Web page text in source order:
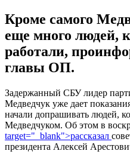
Кроме самого
еще много людей,
работали,
главы ОП.
Задержанный СБУ лидер
Медведчук уже дает
начали допрашивать людей,
Медведчуком. Об этом в
target="_blank">рассказал
президента Алексей